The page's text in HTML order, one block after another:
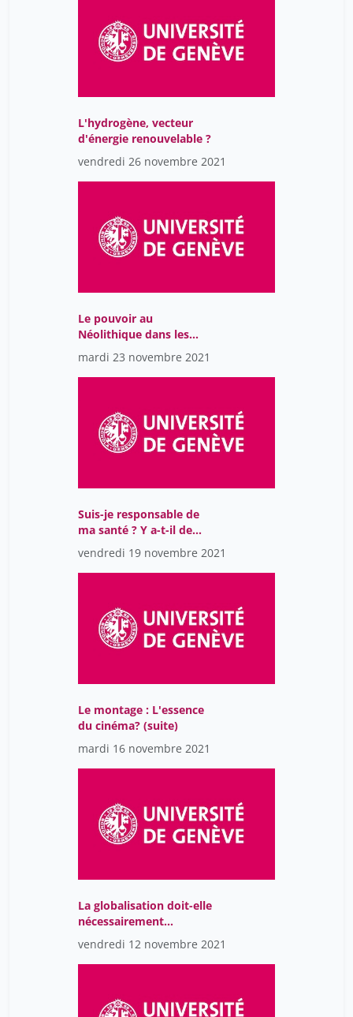
L'hydrogène, vecteur
d'énergie renouvelable ?
vendredi 26 novembre 2021
Le pouvoir au
Néolithique dans les
Alpes. Une affaire de
gros cailloux ?
mardi 23 novembre 2021
Suis-je responsable de
ma santé ? Y a-t-il de
bons et de mauvais
malades ?
vendredi 19 novembre 2021
Le montage : L'essence
du cinéma? (suite)
mardi 16 novembre 2021
La globalisation doit-elle
nécessairement
déboucher sur un
gouvernement mondial?
Aperçu des possibilités,
inconvénients d'un tel
vendredi 12 novembre 2021